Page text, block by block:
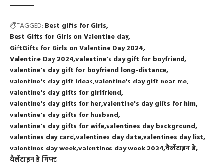
TAGGED: Best gifts for Girls
Best Gifts for Girls on Valentine day
GiftGifts for Girls on Valentine Day 2024
Valentine Day 2024 valentine's day gift for boyfriend
valentine's day gift for boyfriend long-distance
valentine's day gift ideas valentine's day gift near me
valentine's day gifts for girlfriend
valentine's day gifts for hervalentine's day gifts for him
valentine's day gifts for husband
valentine's day gifts for wifevalentines day background
valentines day cardvalentines day datevalentines day list
valentines day weekvalentines day week 2024 वैलेंटाइन डे
वैलेंटाइन डे गिफ्ट